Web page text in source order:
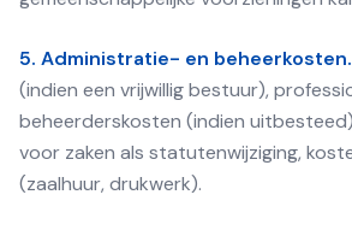
5. Administratie- en beheerkosten.
(indien een vrijwillig bestuur),
beheerderskosten (indien
voor zaken als statutenwijziging,
(zaalhuur, drukwerk).